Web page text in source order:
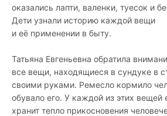
оказались лапти, валенки, туесок и
Дети узнали историю каждой вещи
и её применении в быту.
Татьяна Евгеньевна обратила
все вещи, находящиеся в сундуке в
своими руками. Ремесло кормило
обувало его. У каждой из этих вещей
хранит тепло прикосновения